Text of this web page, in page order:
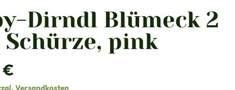
Dirndl Blümeck 2
pink
€
Versandkosten